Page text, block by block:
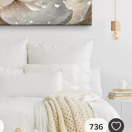
736